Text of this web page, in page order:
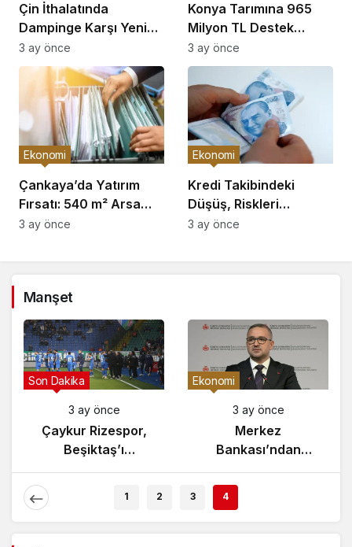
Çin İthalatında
Dampinge Karşı Yeni
Önlemler!
3 ay önce
Konya Tarımına 965
Milyon TL Destek
Açıklaması
3 ay önce
Çankaya’da Yatırım
Fırsatı: 540 m² Arsa
Satışı
Ekonomi
3 ay önce
Kredi Takibindeki
Düşüş, Riskleri
Artırıyor!
Ekonomi
3 ay önce
Manşet
Gündem
3 ay önce
Yunanistan’da
Zeybek Tartışması
Alevlendi!
Son Dakika
3 ay önce
Çaykur Rizespor,
Beşiktaş’ı
Ağırlıyor!
1 2 3 4